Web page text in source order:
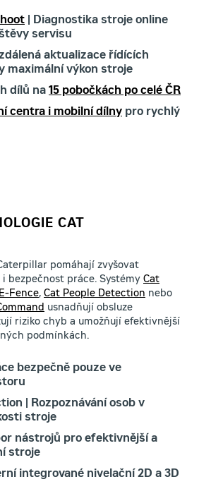
| Diagnostika stroje online
servisu
aktualizace řídících
maximální výkon stroje
dílů na 15 pobočkách po celé ČR
centra i mobilní dílny pro rychlý
CAT
pomáhají zvyšovat
bezpečnost práce. Systémy Cat
Fence, Cat People Detection nebo
usnadňují obsluze
riziko chyb a umožňují efektivnější
podmínkách.
bezpečně pouze ve
| Rozpoznávání osob v
stroje
nástrojů pro efektivnější a
stroje
integrované nivelační 2D a 3D